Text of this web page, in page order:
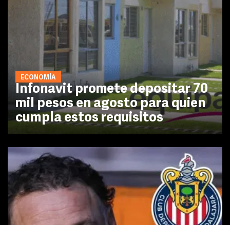
ECONOMÍA
Infonavit promete depositar 70
mil pesos en agosto para quien
cumpla estos requisitos